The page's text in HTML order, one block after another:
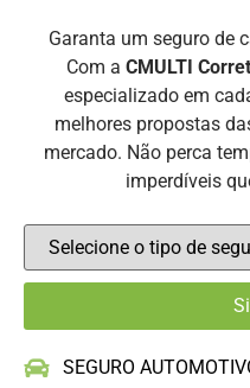
Garanta um seguro de
Com a CMULTI
especializado em
melhores propostas
mercado. Não perca
imperdíveis
SEGURO